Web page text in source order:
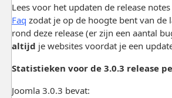
Lees voor het updaten de release
Faq zodat je op de hoogte bent van de
rond deze release (er zijn een aantal
altijd je websites voordat je een
Statistieken voor de 3.0.3 release
Joomla 3.0.3 bevat: